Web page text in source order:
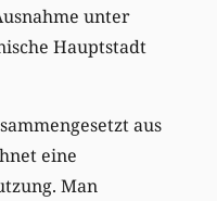
unter
Hauptstadt
aus
eine
Man